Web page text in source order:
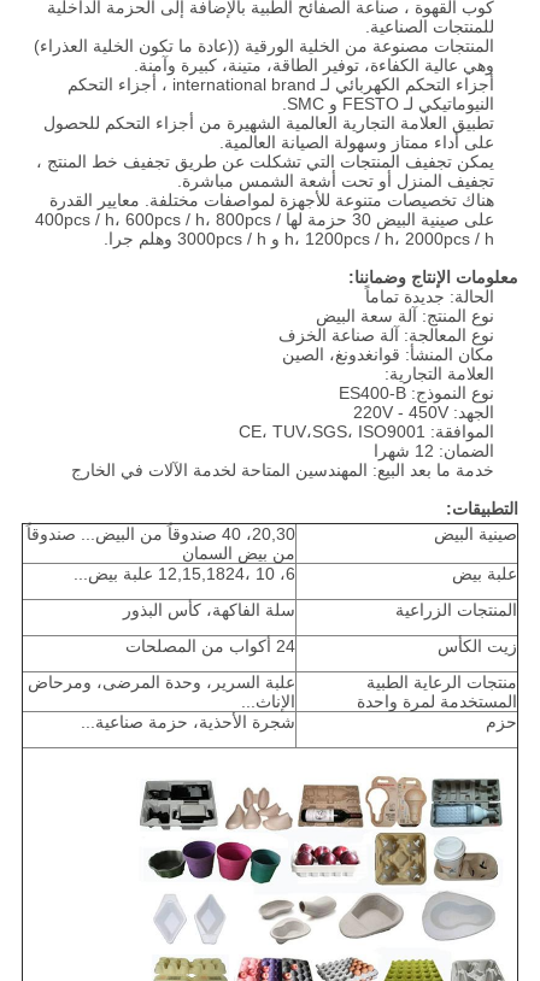
كوب القهوة ، صناعة الصفائح الطبية بالإضافة إلى الحزمة الداخلية
للمنتجات الصناعية.
المنتجات مصنوعة من الخلية الورقية ((عادة ما تكون الخلية العذراء)
وهي عالية الكفاءة، توفير الطاقة، متينة، كبيرة وآمنة.
أجزاء التحكم الكهربائي لـ international brand ، أجزاء التحكم
النيوماتيكي لـ FESTO و SMC.
تطبيق العلامة التجارية العالمية الشهيرة من أجزاء التحكم للحصول
على أداء ممتاز وسهولة الصيانة العالمية.
يمكن تجفيف المنتجات التي تشكلت عن طريق تجفيف خط المنتج ،
تجفيف المنزل أو تحت أشعة الشمس مباشرة.
هناك تخصيصات متنوعة للأجهزة لمواصفات مختلفة. معايير القدرة
على صينية البيض 30 حزمة لها 400pcs / h، 600pcs / h، 800pcs /
h، 1200pcs / h، 2000pcs / h و 3000pcs / h وهلم جرا.
معلومات الإنتاج وضماننا:
الحالة: جديدة تماماً
نوع المنتج: آلة سعة البيض
نوع المعالجة: آلة صناعة الخزف
مكان المنشأ: قوانغدونغ، الصين
العلامة التجارية:
نوع النموذج: ES400-B
الجهد: 220V - 450V
الموافقة: CE، TUV،SGS، ISO9001
الضمان: 12 شهرا
خدمة ما بعد البيع: المهندسين المتاحة لخدمة الآلات في الخارج
التطبيقات:
صينية البيض
20,30، 40 صندوقاً من البيض... صندوقاً
من بيض السمان
علبة بيض
6، 10 ،12,15,1824 علبة بيض...
المنتجات الزراعية
سلة الفاكهة، كأس البذور
زيت الكأس
24 أكواب من المصلحات
منتجات الرعاية الطبية
المستخدمة لمرة واحدة
علبة السرير، وحدة المرضى، ومرحاض
الإناث...
حزم
شجرة الأحذية، حزمة صناعية...